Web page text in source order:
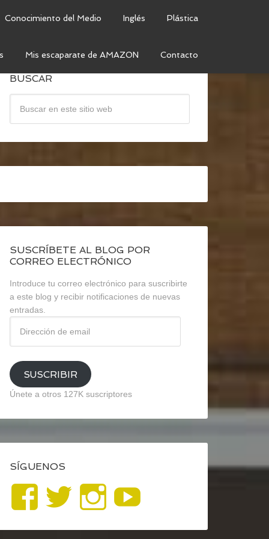
Conocimiento del Medio Inglés Plástica
Mis escaparate de AMAZON Contacto
BUSCAR
SUSCRÍBETE AL BLOG POR
CORREO ELECTRÓNICO
Introduce tu correo electrónico para suscribirte
a este blog y recibir notificaciones de nuevas
entradas.
email
SUSCRIBIR
Únete a otros 127K suscriptores
SÍGUENOS
Ver
perfil
Ver
perfil
Ver
perfil